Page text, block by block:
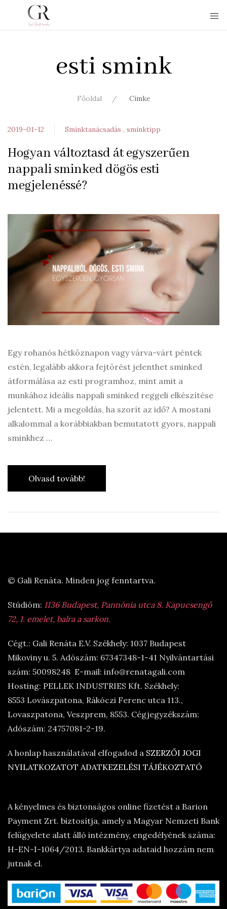
esti smink
Főoldal Címke
2019-01-12 Sminktanácsadás sminktipp
Hogyan változtasd át egyszerűen
nappali sminked dögös esti
megjelenéssé?
Egy rohanós hétköznapon vagy várva-várt péntek
estén, legalább akkora fejtörést jelenthet sminked
átformálása az esti programhoz, mint amit a
munkához ideális nappali sminked reggeli elkészítése
jelentett. Mi a megoldás, ha szorít az idő? A mostani
alkalommal a korábbiakban bemutatott gyors, nappali
sminkhez …
Olvasd tovább!
© Gali Renáta. Minden jog fenntartva.
Stúdióm: 1136 Budapest, Pannónia utca 8. Kapucsengő
72, 1. emelet, balra a sarkon.
Cégt.: Gali Renáta E.V. Székhely: 1037 Budapest
Mikoviny u. 5. Adószám: 67347348-1-41 Nyilvántartási
szám: 50098248 E-mail: info@renatagali.com
Hosting: PELLEK INDUSTRIES Kft. Székhely:
8553 Lovászpatona, Rákóczi Ferenc utca 113.,
Lovaszpatona, Veszprem, 8553. Cégjegyzékszám:
Adószám: 24757081-2-19.
A honlap használatával elfogadod a SZERZŐI JOGI
NYILATKOZATOT ADATKEZELÉSI TÁJÉKOZTATÓ
A kényelmes és biztonságos online fizetést a Barion
Payment Zrt. biztosítja, amely a Magyar Nemzeti Bank
felügyelete alatt álló intézmény, engedélyének száma:
H-EN-I-1064/2013. Bankkártya adataid hozzám nem
jutnak el.